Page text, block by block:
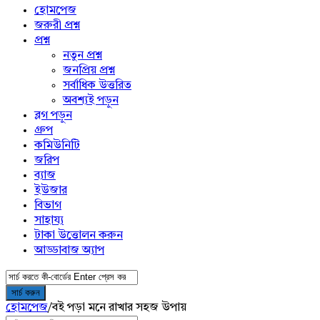
menu
হোমপেজ
জরুরী প্রশ্ন
প্রশ্ন
নতুন প্রশ্ন
জনপ্রিয় প্রশ্ন
সর্বাধিক উত্তরিত
অবশ্যই পড়ুন
ব্লগ পড়ুন
গ্রুপ
কমিউনিটি
জরিপ
ব্যাজ
ইউজার
বিভাগ
সাহায্য
টাকা উত্তোলন করুন
আড্ডাবাজ অ্যাপ
হোমপেজ/বই পড়া মনে রাখার সহজ উপায়